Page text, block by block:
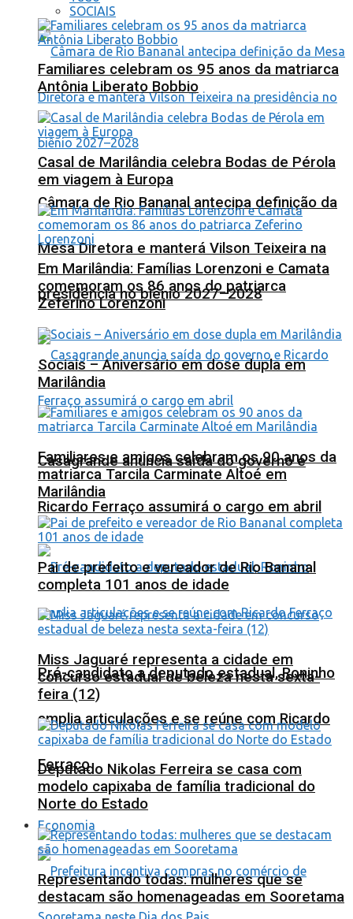
Câmara de Rio Bananal antecipa definição da
Mesa Diretora e manterá Vilson Teixeira na
presidência no biênio 2027–2028
Casagrande anuncia saída do governo e
Ricardo Ferraço assumirá o cargo em abril
Pré-candidato a deputado estadual, Roninho
amplia articulações e se reúne com Ricardo
Ferraço
Economia
SOCIAIS
Familiares celebram os 95 anos da matriarca
Antônia Liberato Bobbio
Casal de Marilândia celebra Bodas de Pérola
em viagem à Europa
Em Marilândia: Famílias Lorenzoni e Camata
comemoram os 86 anos do patriarca
Zeferino Lorenzoni
Sociais – Aniversário em dose dupla em
Marilândia
Familiares e amigos celebram os 90 anos da
matriarca Tarcila Carminate Altoé em
Marilândia
Pai de prefeito e vereador de Rio Bananal
completa 101 anos de idade
Miss Jaguaré representa a cidade em
concurso estadual de beleza nesta sexta-
feira (12)
Deputado Nikolas Ferreira se casa com
modelo capixaba de família tradicional do
Norte do Estado
Representando todas: mulheres que se
destacam são homenageadas em Sooretama